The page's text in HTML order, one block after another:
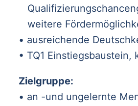
weitere
• ausreichende
• TQ1
Zielgruppe:
• an -und ungelernte